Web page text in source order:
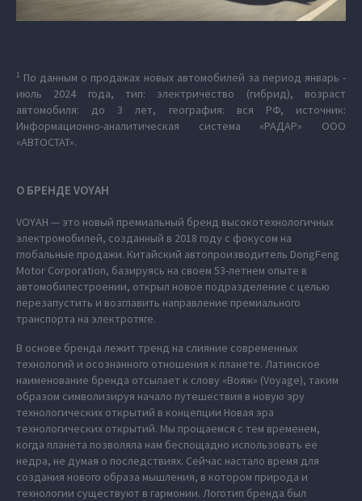
1 По данным о продажах новых автомобилей за период январь -
июль 2024 года, тип: электричество (гибрид), возраст
автомобиля: до 3 лет, география: вся РФ, источник:
Информационно-аналитическая система «РАДАР» ООО
«АВТОСТАТ».
О БРЕНДЕ VOYAH
VOYAH — это новый премиальный бренд высокотехнологичных
электромобилей, созданный в 2018 году с фокусом на
глобальные продажи. Китайский автопроизводитель DongFeng
Motor Corporation, базируясь на своем 53-летнем опыте в
автомобилестроении, открыл новое подразделение с целью
перезапустить и возглавить направление премиального
транспорта на электротяге.
В основе бренда лежит тренд на слияние современных
технологий и осознанного отношения к планете. Латинское
наименование бренда отсылает к слову «Вояж» (Voyage), таким
образом символизируя начало путешествия в новую эру
технологических открытий в концепции Новая эра
технологических открытий. Мы прощаемся с тем временем,
когда планета позволяла нам беспощадно использовать ее
недра, не думая о последствиях. Сейчас настало время для
создания нового образа мышления, в котором природа и
технологии существуют в гармонии. Логотип бренда был